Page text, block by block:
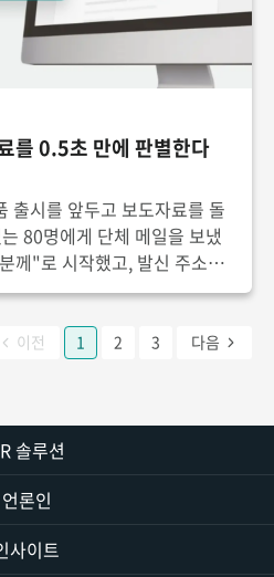
를 0.5초 만에 판별한다
출시를 앞두고 보도자료를 돌
80명에게 단체 메일을 보냈
께"로 시작했고, 발신 주소는
일 계정이었다.결과는 침묵이
이전 1 2 3 다음
솔루션
언론인
사이트